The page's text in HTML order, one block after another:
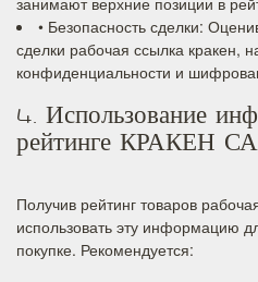
• Безопасность сделки:
сделки рабочая ссылка кракен,
конфиденциальности и
4. Использование
рейтинге КРАКЕН
Получив рейтинг товаров
использовать эту информацию
покупке. Рекомендуется: